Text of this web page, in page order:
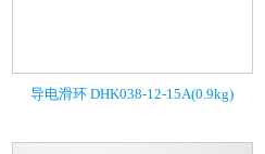
导电滑环 DHK038-12-15A(0.9kg)